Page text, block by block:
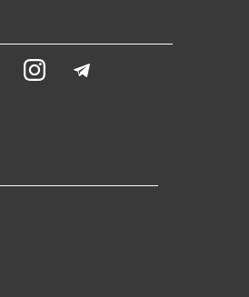
YoutubeInstagram